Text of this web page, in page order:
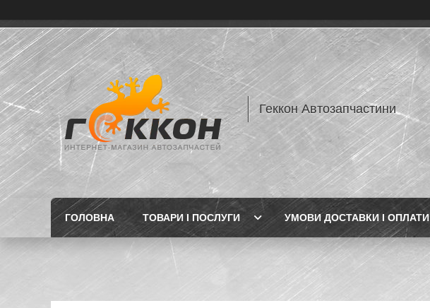
Геккон Автозапчастини
ГОЛОВНА ТОВАРИ І ПОСЛУГИ УМОВИ ДОСТАВКИ І ОПЛАТИ